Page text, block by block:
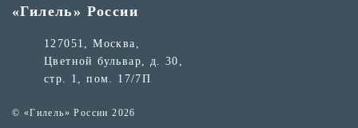
«Гилель» России
127051, Москва,
Цветной бульвар, д. 30,
стр. 1, пом. 17/7П
© «Гилель» России 2026